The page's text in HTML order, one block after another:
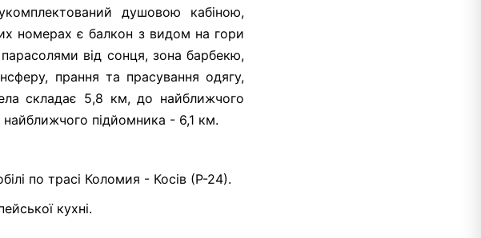
душовою кабіною,
номерах є балкон з видом на гори
від сонця, зона барбекю,
прання та прасування одягу,
складає 5,8 км, до найближчого
підйомника - 6,1 км.
по трасі Коломия - Косів (Р-24).
кухні.